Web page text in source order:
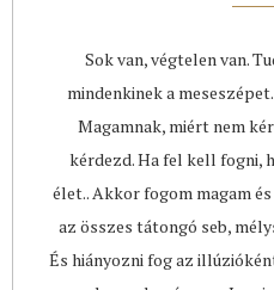
Sok van, végtelen van.
mindenkinek a
Magamnak, miért nem
kérdezd. Ha fel kell fogni,
élet.. Akkor fogom magam
az összes tátongó seb,
És hiányozni fog az